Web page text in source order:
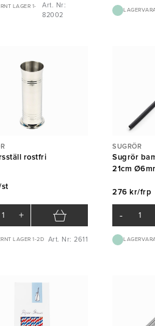
LAGER 1-
Art. Nr:
82002
rostfri
+
LAGER 1-2D Art. Nr: 2611
SUGRÖR
Sugrör
21cm
276 kr/frp
-